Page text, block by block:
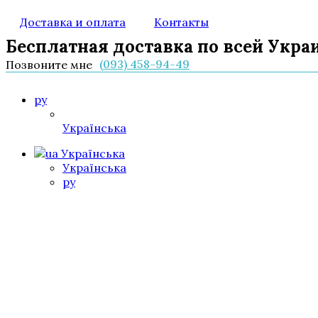
Доставка и оплата Контакты
Бесплатная доставка по всей
Позвоните мне (093) 458-94-49
ру
Українська
Українська
Українська
ру